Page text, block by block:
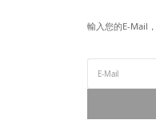
輸入您的E-Mail